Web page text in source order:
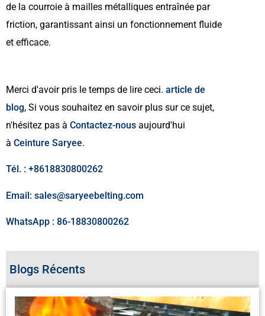
de la courroie à mailles métalliques entraînée par
friction, garantissant ainsi un fonctionnement fluide
et efficace.
Merci d'avoir pris le temps de lire ceci. article de
blog, Si vous souhaitez en savoir plus sur ce sujet,
n'hésitez pas à Contactez-nous aujourd'hui
à Ceinture Saryee.
Tél. : +8618830800262
Email: sales@saryeebelting.com
WhatsApp : 86-18830800262
Blogs Récents